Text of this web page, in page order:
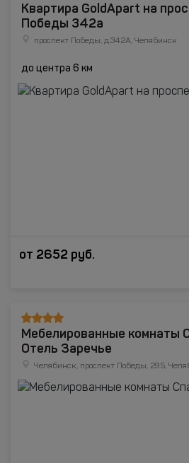
Квартира GoldApart на
Победы 342а
проспект Победы, д.342А, Челябинск
до центра 6 км
от 2652 руб.
Мебелированные комнаты
Отель Заречье
Челябинск, проспект Победы, 295,